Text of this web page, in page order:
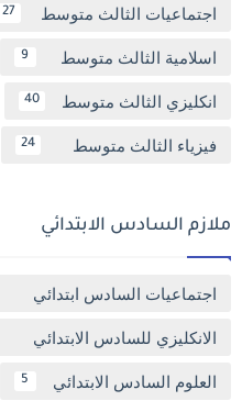
اجتماعيات الثالث متوسط 27
اسلامية الثالث متوسط 9
انكليزي الثالث متوسط 40
فيزياء الثالث متوسط 24
ملازم السادس الابتدائي
اجتماعيات السادس ابتدائي
الانكليزي للسادس الابتدائي
العلوم السادس الابتدائي 5